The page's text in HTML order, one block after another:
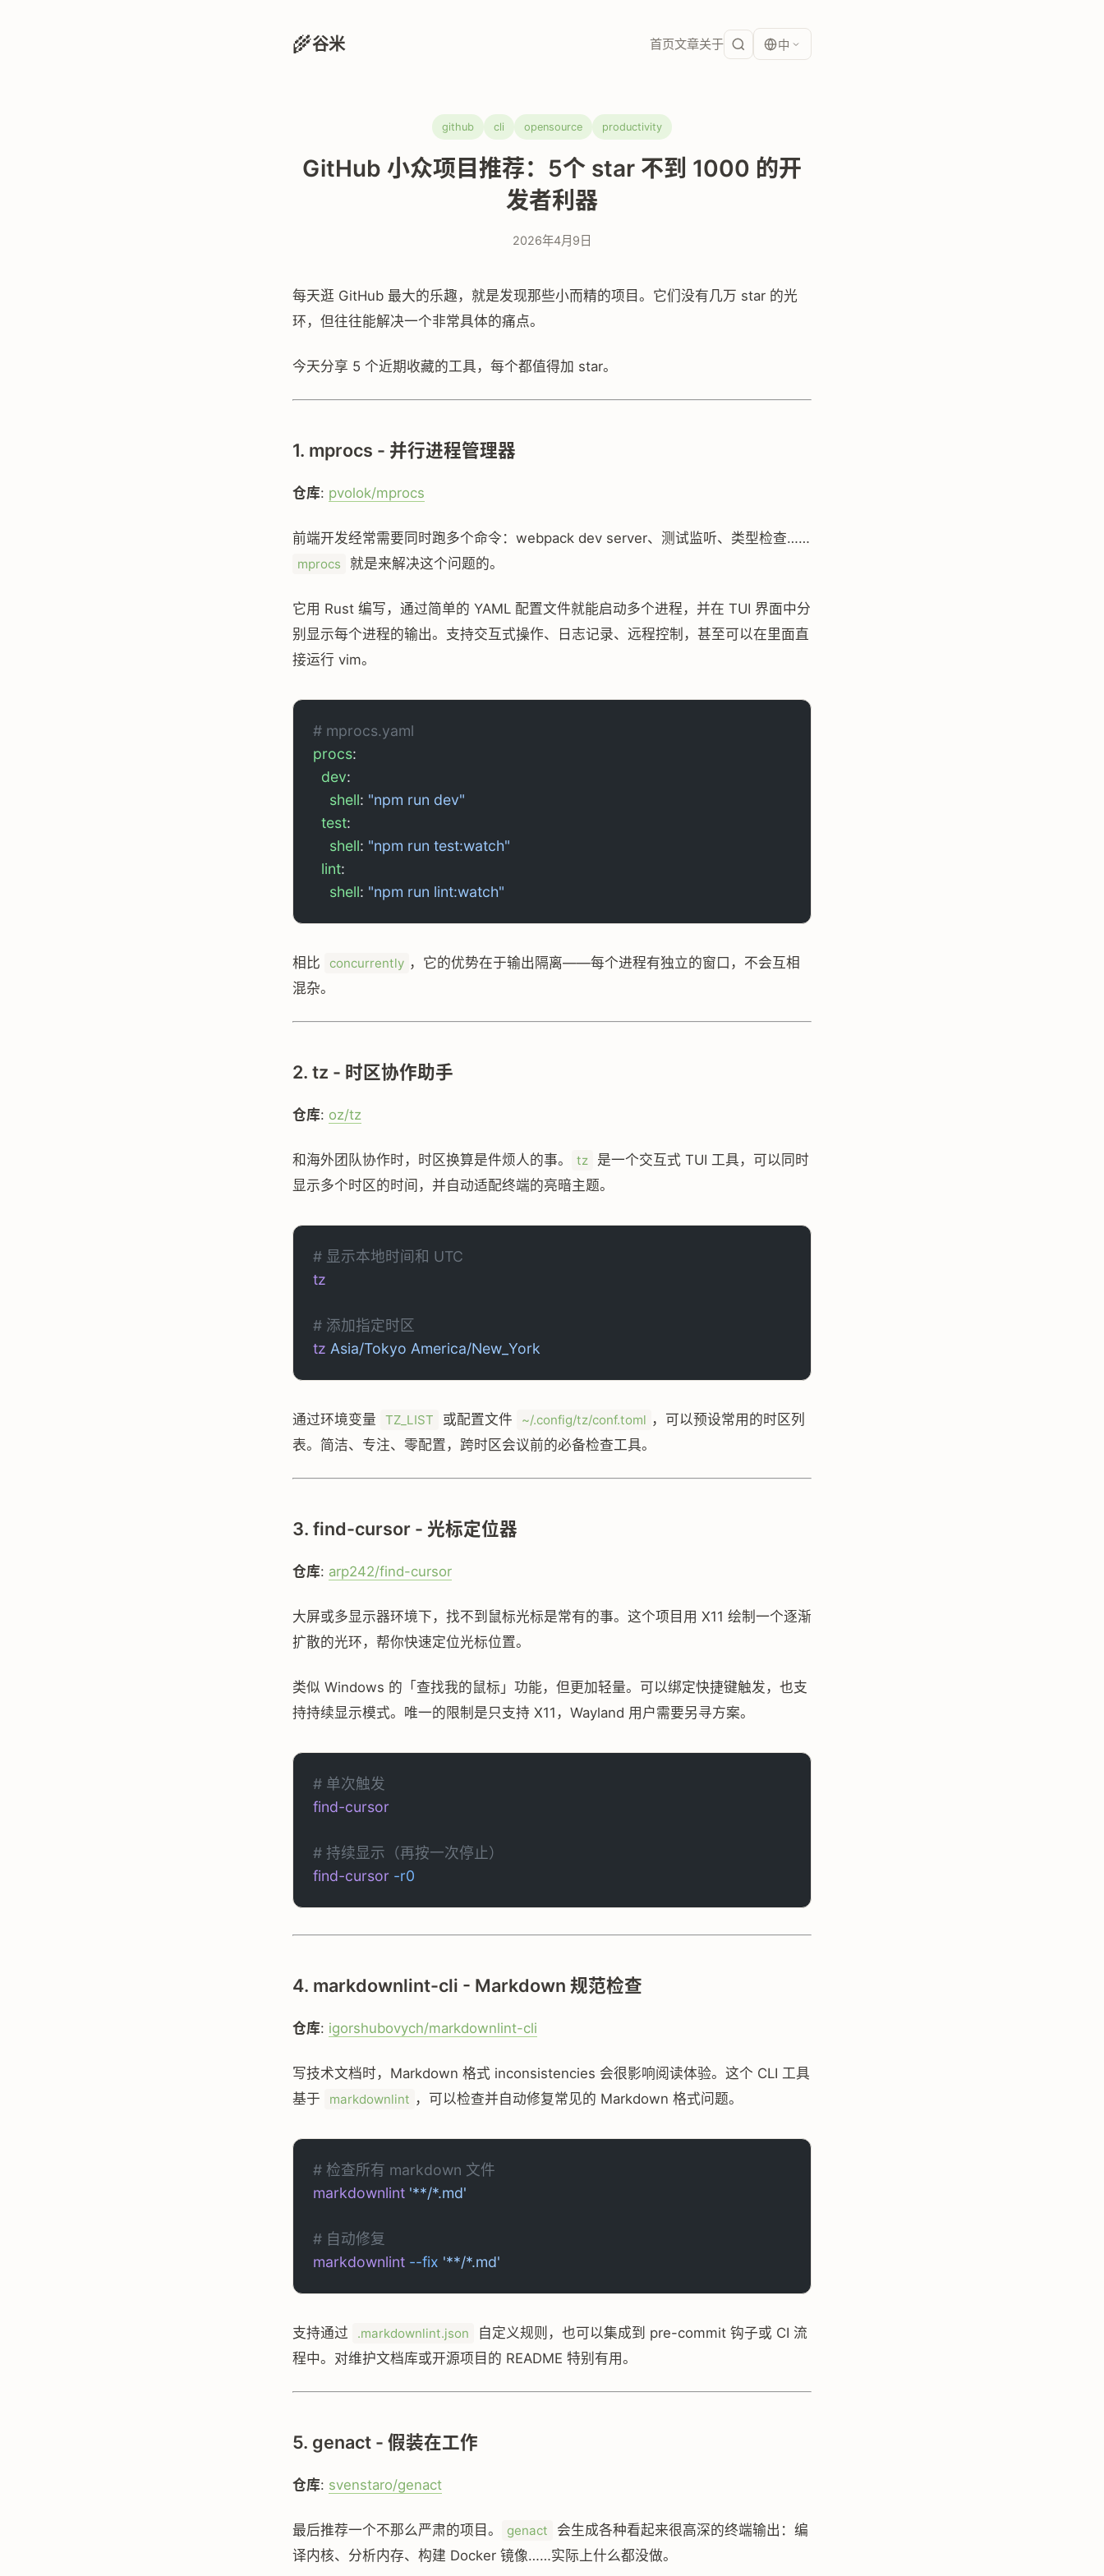
🌾谷米 首页文章关于 中
github cli opensource productivity
GitHub 小众项目推荐：5个 star 不到 1000 的开
发者利器
2026年4月9日
每天逛 GitHub 最大的乐趣，就是发现那些小而精的项目。它们没有几万 star 的光
环，但往往能解决一个非常具体的痛点。
今天分享 5 个近期收藏的工具，每个都值得加 star。
1. mprocs - 并行进程管理器
仓库: pvolok/mprocs
前端开发经常需要同时跑多个命令：webpack dev server、测试监听、类型检查……
mprocs 就是来解决这个问题的。
它用 Rust 编写，通过简单的 YAML 配置文件就能启动多个进程，并在 TUI 界面中分
别显示每个进程的输出。支持交互式操作、日志记录、远程控制，甚至可以在里面直
接运行 vim。
# mprocs.yaml
procs:
  dev
:
    shell
: "npm run dev"
  test
:
    shell
: "npm run test:watch"
  lint
:
    shell
: "npm run lint:watch"
相比 concurrently ，它的优势在于输出隔离——每个进程有独立的窗口，不会互相
混杂。
2. tz - 时区协作助手
仓库: oz/tz
和海外团队协作时，时区换算是件烦人的事。 tz
是一个交互式 TUI 工具，可以同时
显示多个时区的时间，并自动适配终端的亮暗主题。
# 显示本地时间和 UTC
tz
# 添加指定时区
tz Asia/Tokyo America/New_York
通过环境变量 TZ_LIST 或配置文件 ~/.config/tz/conf.toml ，可以预设常用的时区列
表。简洁、专注、零配置，跨时区会议前的必备检查工具。
3. find-cursor - 光标定位器
仓库: arp242/find-cursor
大屏或多显示器环境下，找不到鼠标光标是常有的事。这个项目用 X11 绘制一个逐渐
扩散的光环，帮你快速定位光标位置。
类似 Windows 的「查找我的鼠标」功能，但更加轻量。可以绑定快捷键触发，也支
持持续显示模式。唯一的限制是只支持 X11，Wayland 用户需要另寻方案。
# 单次触发
find-cursor
# 持续显示（再按一次停止）
find-cursor -r0
4. markdownlint-cli - Markdown 规范检查
仓库: igorshubovych/markdownlint-cli
写技术文档时，Markdown 格式 inconsistencies 会很影响阅读体验。这个 CLI 工具
基于
markdownlint ，可以检查并自动修复常见的 Markdown 格式问题。
# 检查所有 markdown 文件
markdownlint '**/*.md'
# 自动修复
markdownlint --fix '**/*.md'
支持通过 .markdownlint.json
自定义规则，也可以集成到 pre-commit 钩子或 CI 流
程中。对维护文档库或开源项目的 README 特别有用。
5. genact - 假装在工作
仓库: svenstaro/genact
最后推荐一个不那么严肃的项目。 genact
会生成各种看起来很高深的终端输出：编
译内核、分析内存、构建 Docker 镜像……实际上什么都没做。